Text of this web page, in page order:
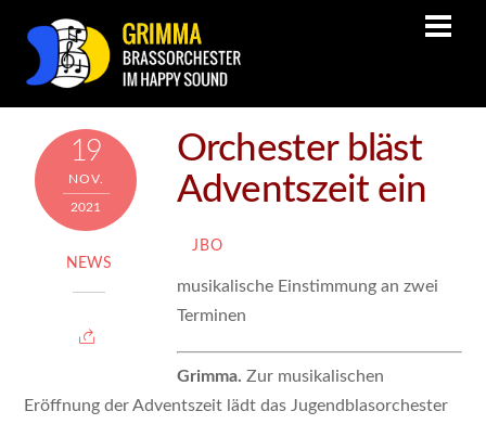
19
NOV.
2021
NEWS
Orchester bläst
Adventszeit ein
JBO
musikalische Einstimmung an zwei
Terminen
Grimma. Zur musikalischen
Eröffnung der Adventszeit lädt das Jugendblasorchester